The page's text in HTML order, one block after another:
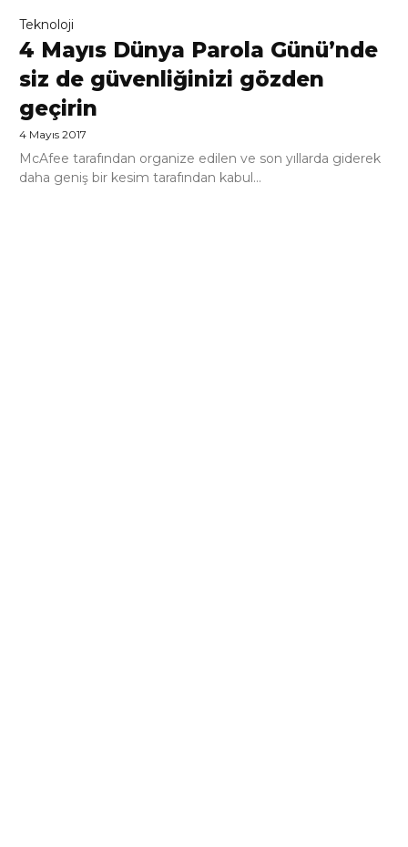
Teknoloji
4 Mayıs Dünya Parola Günü’nde
siz de güvenliğinizi gözden
geçirin
4 Mayıs 2017
McAfee tarafından organize edilen ve son yıllarda giderek
daha geniş bir kesim tarafından kabul...